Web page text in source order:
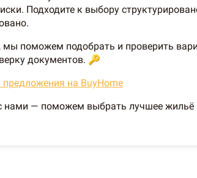
Подходите к выбору
мы поможем подобрать и проверить
документов. 🔑
на BuyHome
нами — поможем выбрать лучшее жильё